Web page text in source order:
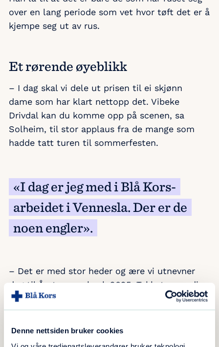
Denne nettsiden bruker cookies
over en lang periode som vet hvor tøft det er å
kjempe seg ut av rus.
Et rørende øyeblikk
– I dag skal vi dele ut prisen til ei skjønn
dame som har klart nettopp det. Vibeke
Drivdal kan du komme opp på scenen, sa
Solheim, til stor applaus fra de mange som
hadde tatt turen til sommerfesten.
«I dag er jeg med i Blå Kors-
arbeidet i Vennesla. Der er de
noen engler».
– Det er med stor heder og ære vi utnevner
deg til Årets comeback 2025. Takket være dine
gode valg og sterke egenkraft som har gitt deg
en ny retning i livet, vil vi på vegne av oss alle i
Blå Kristiansand utnevne deg til …., sa